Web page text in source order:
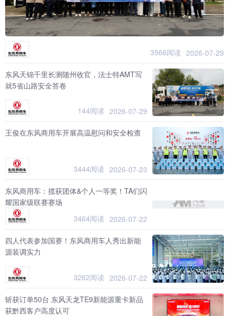
3566阅读 2026-07-29
东风天锦千里长测随州收官，法士特AMT写
就5省山路安全答卷
144阅读 2026-07-29
王俊在东风商用车开展高温慰问和安全检查
3444阅读 2026-07-23
东风商用车：揽获团体&个人一等奖！TA们闪
耀国家级联赛赛场
3464阅读 2026-07-22
四人代表参加国赛！东风商用车人秀出新能
源装调实力
3262阅读 2026-07-22
斩获订单50台 东风天龙TE9新能源重卡新品
获黔西客户高度认可